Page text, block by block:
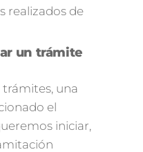
realizados de
un trámite
trámites, una
el
iniciar,